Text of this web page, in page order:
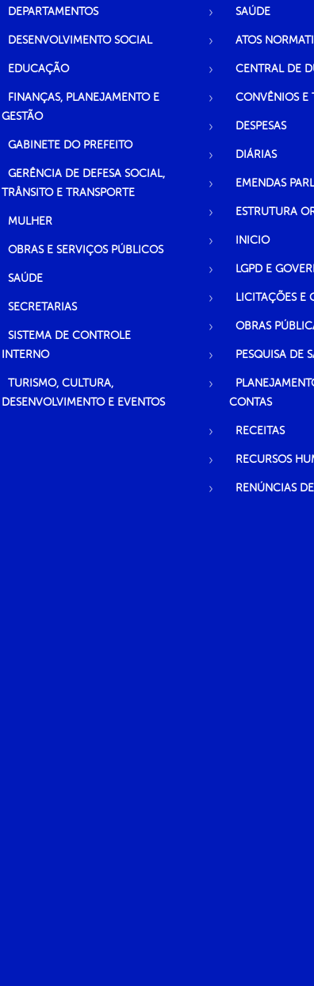
DEPARTAMENTOS
DESENVOLVIMENTO SOCIAL
EDUCAÇÃO
FINANÇAS, PLANEJAMENTO E
GESTÃO
GABINETE DO PREFEITO
GERÊNCIA DE DEFESA SOCIAL,
TRÂNSITO E TRANSPORTE
MULHER
OBRAS E SERVIÇOS PÚBLICOS
SAÚDE
SECRETARIAS
SISTEMA DE CONTROLE
INTERNO
TURISMO, CULTURA,
DESENVOLVIMENTO E EVENTOS
SAÚDE
ATOS
CENTRAL DE
CONVÊNIOS E
DESPESAS
DIÁRIAS
EMENDAS
ESTRUTURA
INICIO
LGPD E
LICITAÇÕES E
OBRAS
PESQUISA DE
CONTAS
RECEITAS
RECURSOS
RENÚNCIAS